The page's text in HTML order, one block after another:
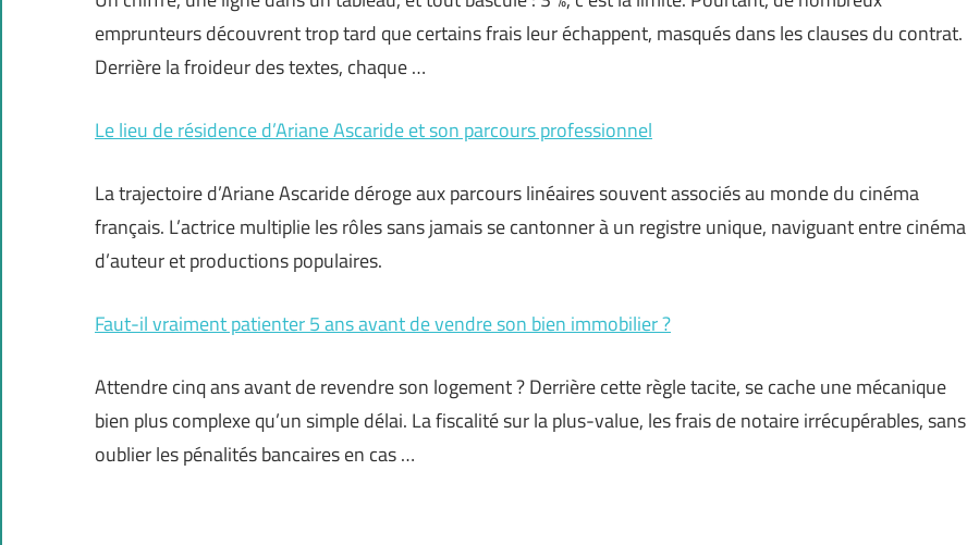
emprunteurs découvrent trop tard que certains frais leur échappent, masqués dans les clauses du contrat.
Derrière la froideur des textes, chaque …
Le lieu de résidence d’Ariane Ascaride et son parcours professionnel
La trajectoire d’Ariane Ascaride déroge aux parcours linéaires souvent associés au monde du cinéma
français. L’actrice multiplie les rôles sans jamais se cantonner à un registre unique, naviguant entre cinéma
d’auteur et productions populaires.
Faut-il vraiment patienter 5 ans avant de vendre son bien immobilier ?
Attendre cinq ans avant de revendre son logement ? Derrière cette règle tacite, se cache une mécanique
bien plus complexe qu’un simple délai. La fiscalité sur la plus-value, les frais de notaire irrécupérables, sans
oublier les pénalités bancaires en cas …